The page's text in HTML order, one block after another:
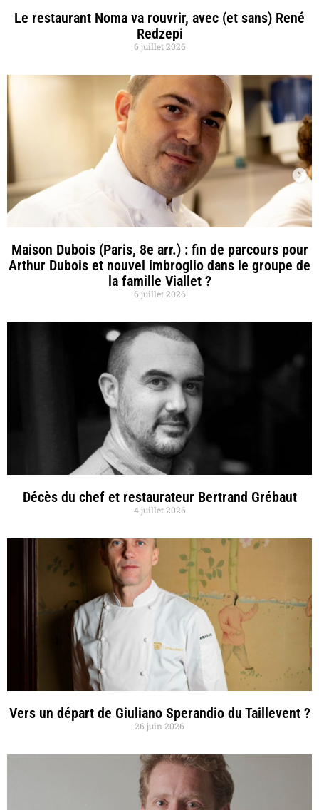
Le restaurant Noma va rouvrir, avec (et sans) René
Redzepi
6 juillet 2026
Maison Dubois (Paris, 8e arr.) : fin de parcours pour
Arthur Dubois et nouvel imbroglio dans le groupe de
la famille Viallet ?
6 juillet 2026
Décès du chef et restaurateur Bertrand Grébaut
4 juillet 2026
Vers un départ de Giuliano Sperandio du Taillevent ?
26 juin 2026